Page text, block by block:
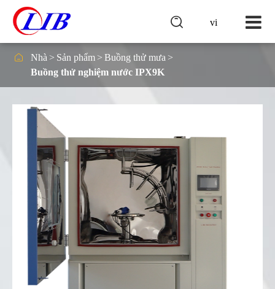
vi

 Nhà Sản phẩm
Buồng thử mưa
Buồng thử nghiệm nước IPX9K